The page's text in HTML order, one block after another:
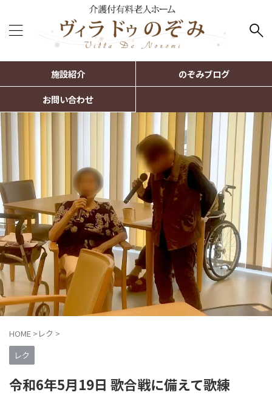
施設紹介
のぞみブログ
お問い合わせ
HOME > レク >
レク
令和6年5月19日 歌合戦に備えて歌練